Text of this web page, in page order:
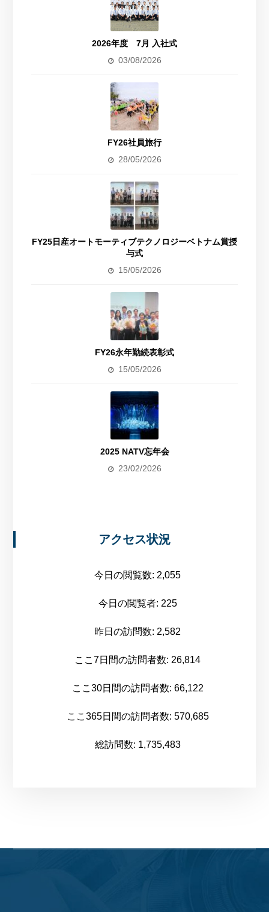
2026年度 7月 入社式
03/08/2026
FY26社員旅行
28/05/2026
FY25日産オートモーティブテクノロジーベトナム賞授
与式
15/05/2026
FY26永年勤続表彰式
15/05/2026
2025 NATV忘年会
23/02/2026
アクセス状況
今日の閲覧数: 2,055
今日の閲覧者: 225
昨日の訪問数: 2,582
ここ7日間の訪問者数: 26,814
ここ30日間の訪問者数: 66,122
ここ365日間の訪問者数: 570,685
総訪問数: 1,735,483